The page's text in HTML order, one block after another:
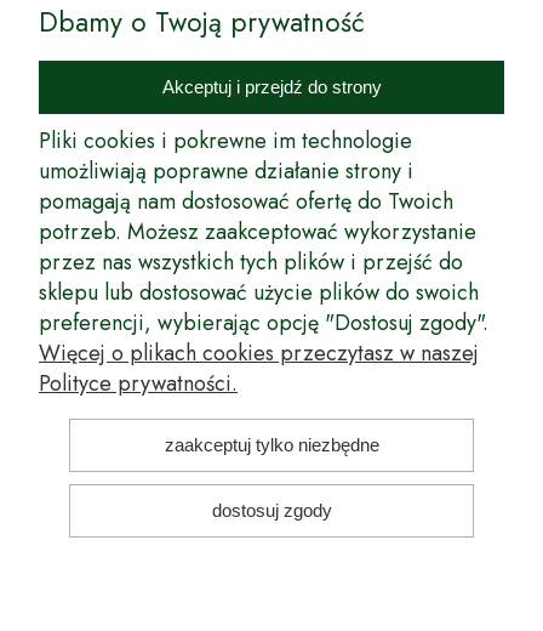
Internetowy Sklep Ogrodniczy Podkarpackie Sady to inicjatywa
podkarpackich szkółkarzy, której zamierzeniem jest wprowadzenie na
rynek wysokiej jakości drzewek owocowych, drzewek ozdobnych oraz
innych produktów pozwalających na uprawianie zarówno małych, jak
i dużych sadów oraz ogrodów.
Wspólnie stworzyliśmy dla Państwa kompleksową ofertę - wspaniałe
produkty, dary ziemi ze szkółek drzewek ozdobnych i owocowych,
których tradycje sięgają roku 1953. Drzewka produkowane są
z najwyższą starannością przez trzecie pokolenie plantatorów.
Długoletnie Doświadczenie sprawiło, że wszystkie drzewka cechuje
duża odporność na zmienne warunki atmosferyczne naszego klimatu
oraz niezwykły urodzaj. W ofercie naszego internetowego sklepu
ogrodniczego: drzewka owocowe, krzewy owocowe, drzewka
ozdobne, odmiany jabłoni, sadzonki drzew owocowych, borówka
amerykańska, róże wielkokwiatowe, odmiany czereśni, odmiany śliwek
Nasze motto brzmi: Z myślą o Twoim ogrodzie... Przekonaj się o tym
kupując drzewka w naszym sklepie!
Dbamy o Twoją prywatność
Akceptuj i przejdź do strony
Pliki cookies i pokrewne im technologie
umożliwiają poprawne działanie strony i
pomagają nam dostosować ofertę do Twoich
potrzeb. Możesz zaakceptować wykorzystanie
przez nas wszystkich tych plików i przejść do
sklepu lub dostosować użycie plików do swoich
preferencji, wybierając opcję "Dostosuj zgody".
Więcej o plikach cookies przeczytasz w naszej
Polityce prywatności.
zaakceptuj tylko niezbędne
dostosuj zgody